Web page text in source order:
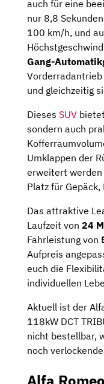
auch für eine
nur 8,8
100 km/h, und
Gang-
und gleichzeitig
Dieses SUV
sondern auch
Umklappen der
erweitert werden
Platz für
Das attraktive
Laufzeit von 24
Fahrleistung von
Aufpreis
euch die
individuellen
Aktuell ist der
118kW DCT
nicht bestellbar,
noch